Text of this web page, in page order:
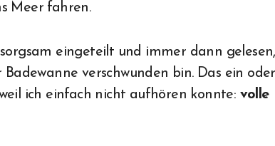
Meer fahren.
eingeteilt und immer dann
verschwunden bin. Das ein
ich einfach nicht aufhören konnte: volle